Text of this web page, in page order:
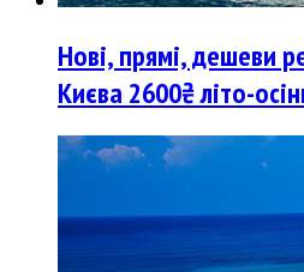
Нові, прямі, дешеви
Києва 2600₴ літо-